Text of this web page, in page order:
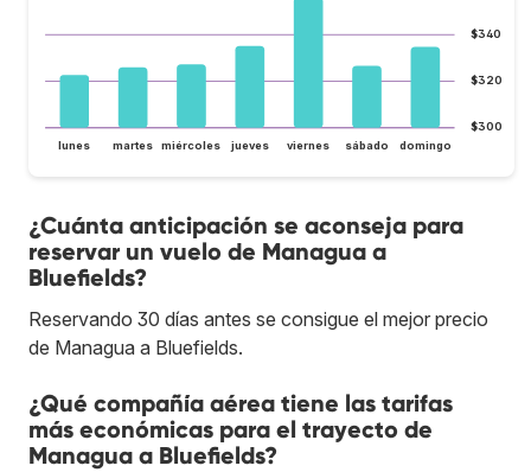
$300
$320
$340
lunes martes miércoles jueves viernes sábado domingo
¿Cuánta anticipación se aconseja para
reservar un vuelo de Managua a
Bluefields?
Reservando 30 días antes se consigue el mejor precio
de Managua a Bluefields.
¿Qué compañía aérea tiene las tarifas
más económicas para el trayecto de
Managua a Bluefields?